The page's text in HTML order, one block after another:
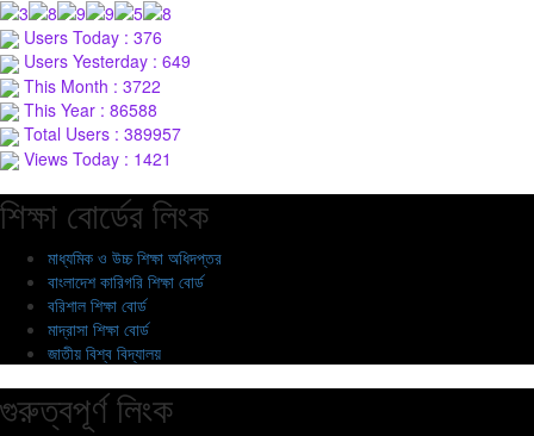
Users Today : 376
Users Yesterday : 649
This Month : 3722
This Year : 86588
Total Users : 389957
Views Today : 1421
শিক্ষা বোর্ডের লিংক
মাধ্যমিক ও উচ্চ শিক্ষা অধিদপ্তর
বাংলাদেশ কারিগরি শিক্ষা বোর্ড
বরিশাল শিক্ষা বোর্ড
মাদ্রাসা শিক্ষা বোর্ড
জাতীয় বিশ্ব বিদ্যালয়
গুরুত্বপূর্ণ লিংক